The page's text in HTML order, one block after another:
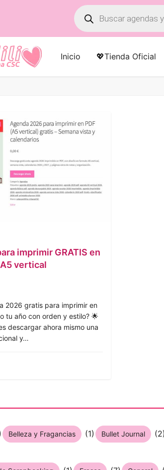
Búsqueda
de
productos
Inicio 💖Tienda Oficial
imprimir GRATIS en
A5 vertical
2026 gratis para imprimir en
tu año con orden y estilo? 🌟
descargar ahora mismo una
y…
Belleza y Fragancias (1) Bullet Journal (2)